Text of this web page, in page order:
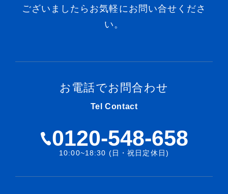
ございましたらお気軽にお問い合せくださ
い。
お電話でお問合わせ
Tel Contact
0120-548-658
10:00~18:30 (日・祝日定休日)